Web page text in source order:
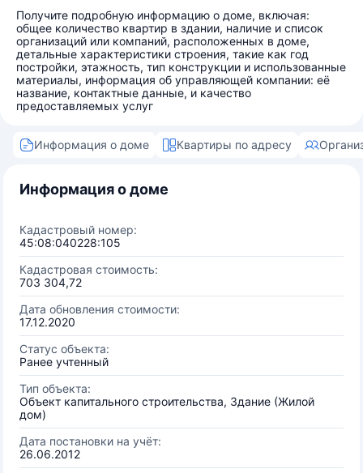
Получите подробную информацию о доме, включая:
общее количество квартир в здании, наличие и список
организаций или компаний, расположенных в доме,
детальные характеристики строения, такие как год
постройки, этажность, тип конструкции и использованные
материалы, информация об управляющей компании: её
название, контактные данные, и качество
предоставляемых услуг
Информация о доме Квартиры по адресу
Информация о доме
Кадастровый номер:
45:08:040228:105
Кадастровая стоимость:
703 304,72
Дата обновления стоимости:
17.12.2020
Статус объекта:
Ранее учтенный
Тип объекта:
Объект капитального строительства, Здание (Жилой
дом)
Дата постановки на учёт:
26.06.2012